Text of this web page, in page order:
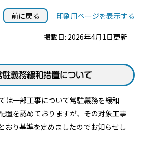
前に戻る 印刷用ページを表示する
掲載日: 2026年4月1日更新
駐義務緩和措置について
は一部工事について常駐義務を緩和
置を認めておりますが、その対象工事
おり基準を定めましたのでお知らせし